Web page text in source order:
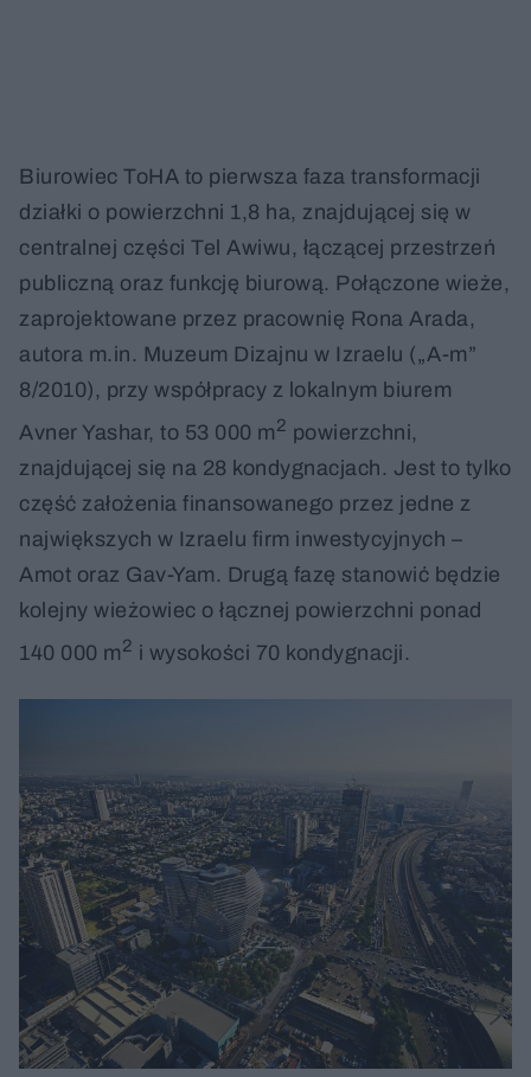
Biurowiec ToHA to pierwsza faza transformacji
działki o powierzchni 1,8 ha, znajdującej się w
centralnej części Tel Awiwu, łączącej przestrzeń
publiczną oraz funkcję biurową. Połączone wieże,
zaprojektowane przez pracownię Rona Arada,
autora m.in. Muzeum Dizajnu w Izraelu („A-m”
8/2010), przy współpracy z lokalnym biurem
Avner Yashar, to 53 000 m2 powierzchni,
znajdującej się na 28 kondygnacjach. Jest to tylko
część założenia finansowanego przez jedne z
największych w Izraelu firm inwestycyjnych –
Amot oraz Gav-Yam. Drugą fazę stanowić będzie
kolejny wieżowiec o łącznej powierzchni ponad
140 000 m2 i wysokości 70 kondygnacji.